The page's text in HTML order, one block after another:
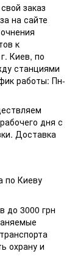
заказ
на сайте
к
Киев, по
станциями
работы: Пн-
дня с
Доставка
по Киеву
до 3000 грн
охрану и